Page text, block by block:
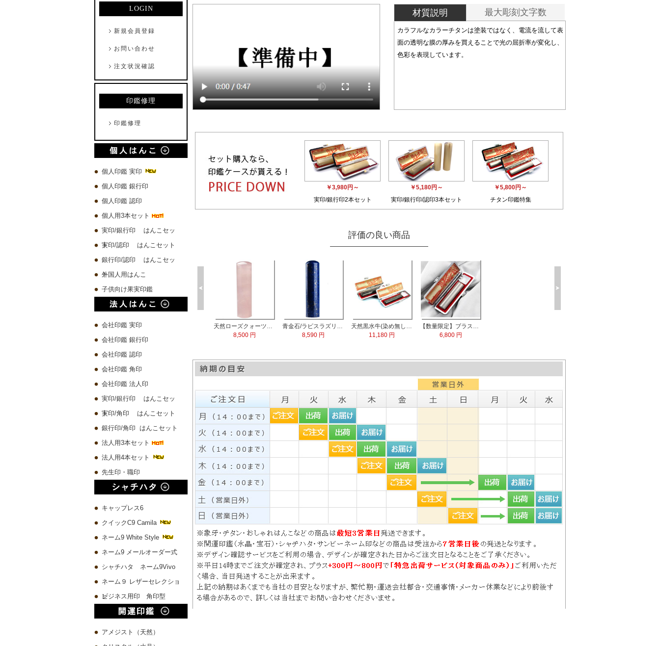
LOGIN
新規会員登録
お問い合わせ
注文状況確認
印鑑修理
印鑑修理
個人印鑑 実印
個人印鑑 銀行印
個人印鑑 認印
個人用3本セット
実印/銀行印 はんこセッ
ト
実印/認印 はんこセット
銀行印/認印 はんこセッ
ト
外国人用はんこ
子供向け果実印鑑
会社印鑑 実印
会社印鑑 銀行印
会社印鑑 認印
会社印鑑 角印
会社印鑑 法人印
実印/銀行印 はんこセッ
ト
実印/角印 はんこセット
銀行印/角印 はんこセット
法人用3本セット
法人用4本セット
先生印・職印
キャップレス6
クイックC9 Camila
ネーム9 White Style
ネーム9 メールオーダー式
シャチハタ ネーム9Vivo
ネーム９ レザーセレクショ
ン
ビジネス用印 角印型
アメジスト（天然）
材質説明 最大彫刻文字数
カラフルなカラーチタンは塗装ではなく、電流を流して表
面の透明な膜の厚みを買えることで光の屈折率が変化し、
色彩を表現しています。
￥3,980円～
実印/銀行印2本セット
￥5,180円～
実印/銀行印/認印3本セット
￥5,800円～
チタン印鑑特集
評価の良い商品
琥珀樹脂印鑑 ケース付き【一日10本限定】
4,500 円
天然ローズクォーツ水晶 実印13.5mm
8,500 円
青金石/ラピスラズリ 実印60x15.0mm
8,590 円
天然黒水牛(染め無し) 実印60x16.5mm/銀行印60x13.5mm 2本セット
11,180 円
【数量限定】ブラストチタン印鑑 印鑑ケース付
6,800 円